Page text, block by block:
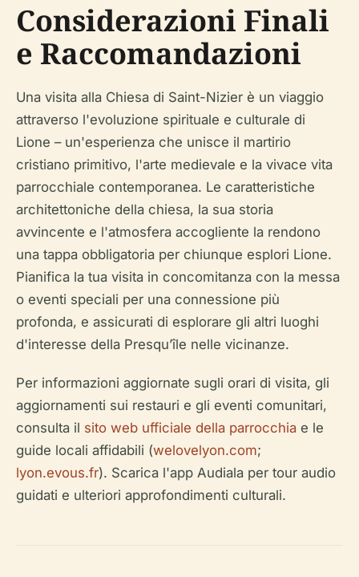
Considerazioni Finali
e Raccomandazioni
Una visita alla Chiesa di Saint-Nizier è un viaggio
attraverso l'evoluzione spirituale e culturale di
Lione – un'esperienza che unisce il martirio
cristiano primitivo, l'arte medievale e la vivace vita
parrocchiale contemporanea. Le caratteristiche
architettoniche della chiesa, la sua storia
avvincente e l'atmosfera accogliente la rendono
una tappa obbligatoria per chiunque esplori Lione.
Pianifica la tua visita in concomitanza con la messa
o eventi speciali per una connessione più
profonda, e assicurati di esplorare gli altri luoghi
d'interesse della Presqu’île nelle vicinanze.
Per informazioni aggiornate sugli orari di visita, gli
aggiornamenti sui restauri e gli eventi comunitari,
consulta il sito web ufficiale della parrocchia e le
guide locali affidabili (welovelyon.com;
lyon.evous.fr). Scarica l'app Audiala per tour audio
guidati e ulteriori approfondimenti culturali.